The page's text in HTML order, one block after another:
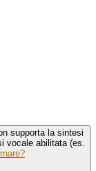
supporta la sintesi
vocale abilitata (es.